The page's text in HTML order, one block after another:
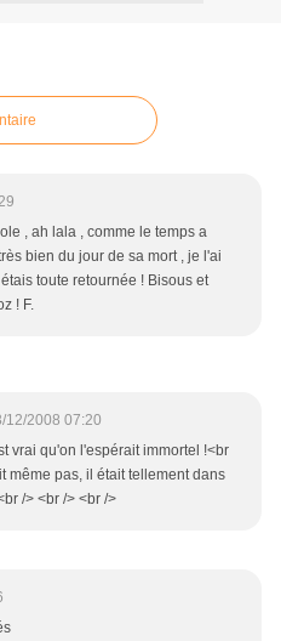
, ah lala , comme le temps a
bien du jour de sa mort , je l'ai
toute retournée ! Bisous et
! F.
12/2008 07:20
vrai qu'on l'espérait immortel !<br
même pas, il était tellement dans
/> <br /> <br />